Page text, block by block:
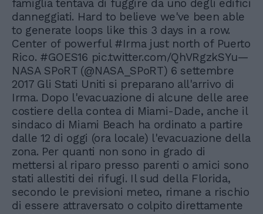
famiglia tentava di fuggire da uno degli edifici
danneggiati. Hard to believe we've been able
to generate loops like this 3 days in a row.
Center of powerful #Irma just north of Puerto
Rico. #GOES16 pic.twitter.com/QhVRgzkSYu—
NASA SPoRT (@NASA_SPoRT) 6 settembre
2017 Gli Stati Uniti si preparano all'arrivo di
Irma. Dopo l'evacuazione di alcune delle aree
costiere della contea di Miami-Dade, anche il
sindaco di Miami Beach ha ordinato a partire
dalle 12 di oggi (ora locale) l'evacuazione della
zona. Per quanti non sono in grado di
mettersi al riparo presso parenti o amici sono
stati allestiti dei rifugi. Il sud della Florida,
secondo le previsioni meteo, rimane a rischio
di essere attraversato o colpito direttamente